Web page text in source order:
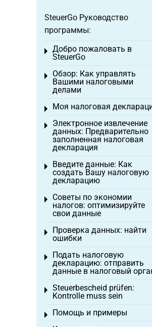
SteuerGo Руководство
программы:
Добро пожаловать в
SteuerGo
Toggle menu
Обзор: Как управлять
Вашими налоговыми
делами
Toggle menu
Моя налоговая
Toggle menu
Электронное извлечение
данных: Предварительно
заполненная налоговая
декларация
Toggle menu
Введите данные: Как
создать Вашу налоговую
декларацию
Toggle menu
Советы по экономии
налогов: оптимизируйте
свои данные
Toggle menu
Проверка данных: найти
ошибки
Toggle menu
Подать налоговую
декларацию: отправить
данные в налоговый
Toggle menu
Steuerbescheid prüfen:
Kontrolle muss sein
Toggle menu
Помощь и примеры
Toggle menu